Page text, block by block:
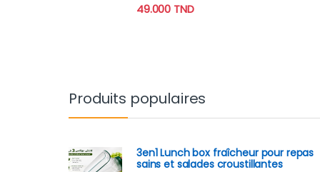
49.000 TND
Produits populaires
3en1 Lunch box fraîcheur pour repas
sains et salades croustillantes